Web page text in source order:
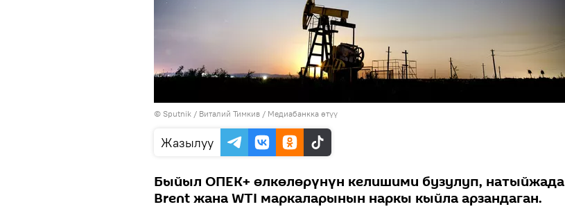
© Sputnik / Виталий Тимкив / Медиабанкка өтүү
Жазылуу
Быйыл ОПЕК+ өлкөлөрүнүн келишими бузулуп, натыйжада
Brent жана WTI маркаларынын наркы кыйла арзандаган.